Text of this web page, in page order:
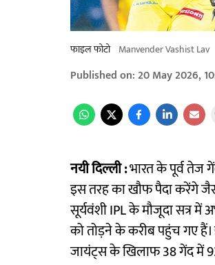
फाइल फोटो Manvender Vashist Lav
Published on:20 May 2026,
नयी दिल्ली :भारत के पूर्व तेज
इस तरह का खौफ पैदा करेंगे
सूर्यवंशी IPL के मौजूदा सत्र
को तोड़ने के करीब पहुंच गए
जायंट्स के खिलाफ 38 गेंद में